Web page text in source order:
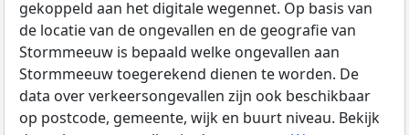
gekoppeld aan het digitale wegennet. Op basis van
de locatie van de ongevallen en de geografie van
Stormmeeuw is bepaald welke ongevallen aan
Stormmeeuw toegerekend dienen te worden. De
data over verkeersongevallen zijn ook beschikbaar
op postcode, gemeente, wijk en buurt niveau. Bekijk